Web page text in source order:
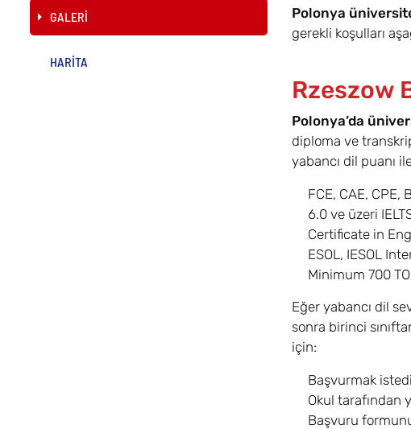
GALERİ
HARİTA
Polonya
gerekli koşulları
Rzeszow
Polonya’da
diploma ve
yabancı dil puanı
FCE, CAE, CPE,
6.0 ve üzeri
Certificate in
ESOL, IESOL
Minimum 700
Eğer yabancı dil
sonra birinci
için:
Başvurmak
Okul tarafından
Başvuru